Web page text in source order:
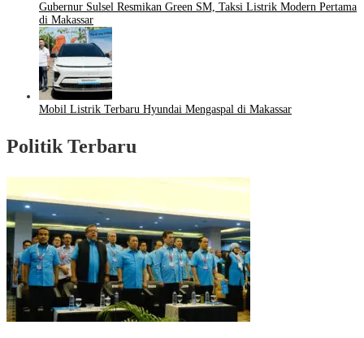
Gubernur Sulsel Resmikan Green SM, Taksi Listrik Modern Pertama
di Makassar
Mobil Listrik Terbaru Hyundai Mengaspal di Makassar
Politik Terbaru